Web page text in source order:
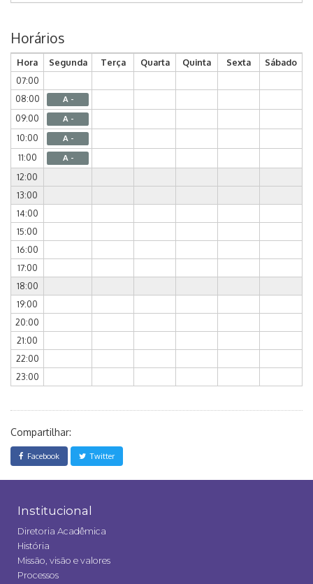
Horários
Hora Segunda Terça Quarta Quinta Sexta
Sábado
07:00
08:00
A -
09:00 A -
10:00 A -
11:00 A -
12:00
13:00
14:00
15:00
16:00
17:00
18:00
19:00
20:00
21:00
22:00
23:00
Compartilhar:
Facebook Twitter
Institucional
Diretoria Acadêmica
História
Missão, visão e valores
Processos